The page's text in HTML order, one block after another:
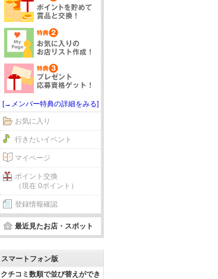
[→メンバー特典の詳細をみる]
お気に入り
行きたいイベント
マイページ
ポイント交換
（現在 0ポイント）
登録情報確認
最近見たお店・スポット
スマートフォン版
クチコミ数順で並び替えができ